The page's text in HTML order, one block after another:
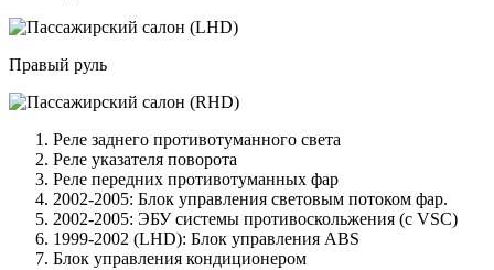
Правый руль
Реле заднего противотуманного света
Реле указателя поворота
Реле передних противотуманных фар
2002-2005: Блок управления световым потоком фар.
2002-2005: ЭБУ системы противоскольжения (с VSC)
1999-2002 (LHD): Блок управления ABS
Блок управления кондиционером